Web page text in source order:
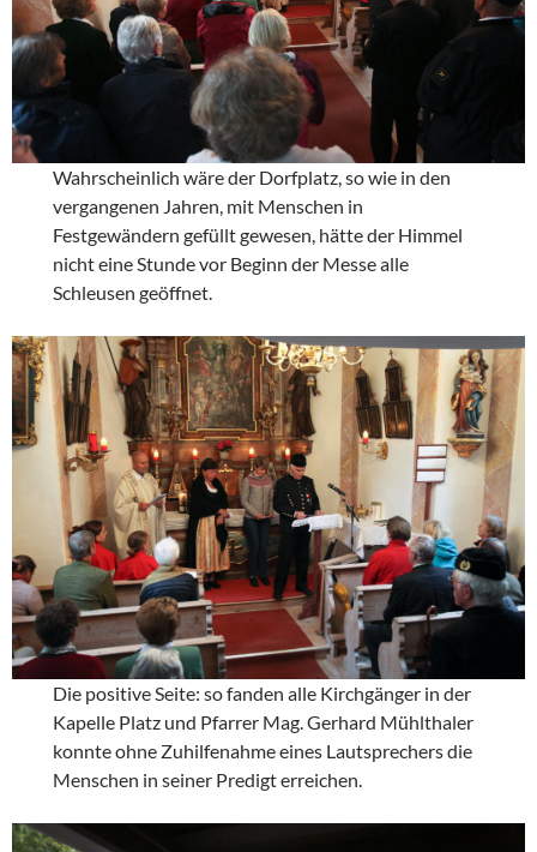
Wahrscheinlich wäre der Dorfplatz, so wie in den
vergangenen Jahren, mit Menschen in
Festgewändern gefüllt gewesen, hätte der Himmel
nicht eine Stunde vor Beginn der Messe alle
Schleusen geöffnet.
Die positive Seite: so fanden alle Kirchgänger in der
Kapelle Platz und Pfarrer Mag. Gerhard Mühlthaler
konnte ohne Zuhilfenahme eines Lautsprechers die
Menschen in seiner Predigt erreichen.